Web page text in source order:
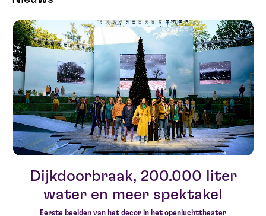
Dijkdoorbraak, 200.000 liter
water en meer spektakel
Eerste beelden van het decor in het openluchttheater